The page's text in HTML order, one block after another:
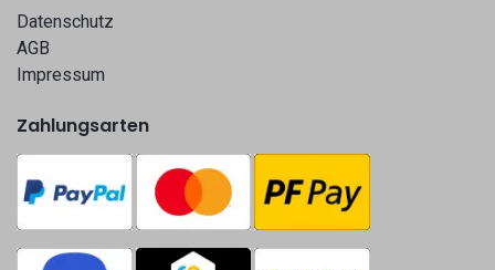
Datenschutz
AGB
Impressum
Zahlungsarten